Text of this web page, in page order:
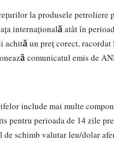
la produsele petroliere
internațională atât în
achită un preț corect,
comunicatul emis de
include mai multe
pentru perioada de 14 zile
schimb valutar leu/dolar